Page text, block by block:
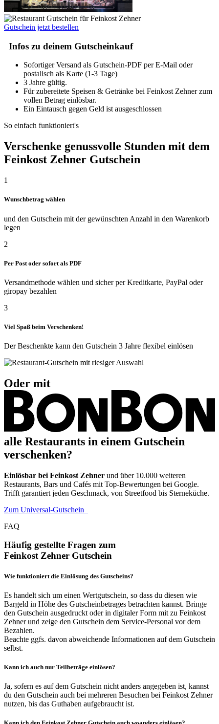
Gutschein jetzt bestellen
Infos zu deinem Gutscheinkauf
Sofortiger Versand als Gutschein-PDF per E-Mail oder
postalisch als Karte (1-3 Tage)
3 Jahre gültig.
Für zubereitete Speisen & Getränke bei Feinkost Zehner zum
vollen Betrag einlösbar.
Ein Eintausch gegen Geld ist ausgeschlossen
So einfach funktioniert's
Verschenke genussvolle Stunden mit dem
Feinkost Zehner Gutschein
1
Wunschbetrag wählen
und den Gutschein mit der gewünschten Anzahl in den Warenkorb
legen
2
Per Post oder sofort als PDF
Versandmethode wählen und sicher per Kreditkarte, PayPal oder
giropay bezahlen
3
Viel Spaß beim Verschenken!
Der Beschenkte kann den Gutschein 3 Jahre flexibel einlösen
Oder mit
alle Restaurants in einem Gutschein
verschenken?
Einlösbar bei Feinkost Zehner und über 10.000 weiteren
Restaurants, Bars und Cafés mit Top-Bewertungen bei Google.
Trifft garantiert jeden Geschmack, von Streetfood bis Sterneküche.
Zum Universal-Gutschein
FAQ
Häufig gestellte Fragen zum
Feinkost Zehner Gutschein
Wie funktioniert die Einlösung des Gutscheins?
Es handelt sich um einen Wertgutschein, so dass du diesen wie
Bargeld in Höhe des Gutscheinbetrages betrachten kannst. Bringe
den Gutschein ausgedruckt oder in digitaler Form mit zu Feinkost
Zehner und zeige den Gutschein dem Service-Personal vor dem
Bezahlen.
Beachte ggfs. davon abweichende Informationen auf dem Gutschein
selbst.
Kann ich auch nur Teilbeträge einlösen?
Ja, sofern es auf dem Gutschein nicht anders angegeben ist, kannst
du den Gutschein auch bei mehreren Besuchen bei Feinkost Zehner
nutzen, bis das Guthaben aufgebraucht ist.